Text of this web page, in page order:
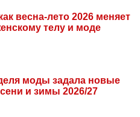
весна-лето 2026 меняет
телу и моде
моды задала новые
и зимы 2026/27